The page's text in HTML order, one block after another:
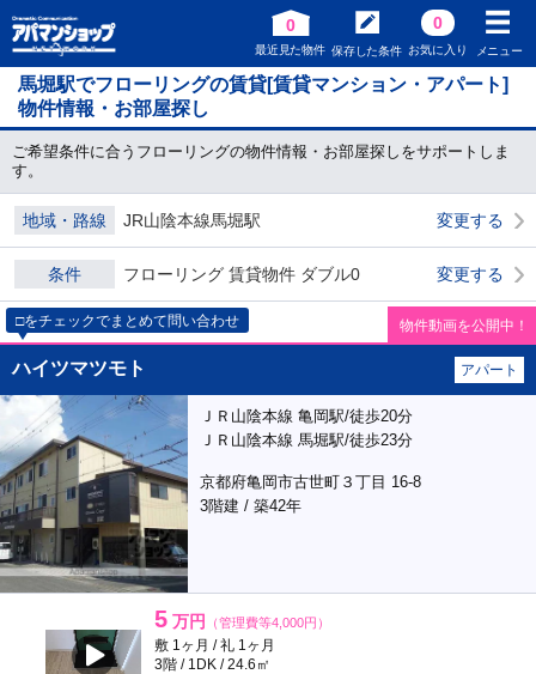
0
最近見た物件 保存した条件
0
お気に入り メニュー
馬堀駅でフローリングの賃貸[賃貸マンション・アパート]
物件情報・お部屋探し
ご希望条件に合うフローリングの物件情報・お部屋探しをサポートしま
す。
地域・路線 JR山陰本線馬堀駅 変更する
条件 フローリング 賃貸物件 ダブル0 変更する
□をチェックでまとめて問い合わせ 物件動画を公開中！
ハイツマツモト アパート
ＪＲ山陰本線 亀岡駅/徒歩20分
ＪＲ山陰本線 馬堀駅/徒歩23分
京都府亀岡市古世町３丁目 16-8
3階建 / 築42年
5 万円 （管理費等4,000円）
敷 1ヶ月 / 礼 1ヶ月
3階 / 1DK / 24.6㎡